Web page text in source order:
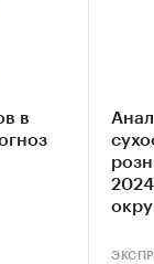
в